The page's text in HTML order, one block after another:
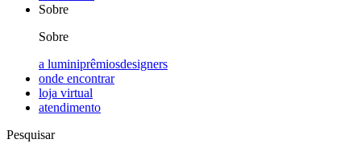
Sobre
Sobre
a luminiprêmiosdesigners
onde encontrar
loja virtual
atendimento
Pesquisar